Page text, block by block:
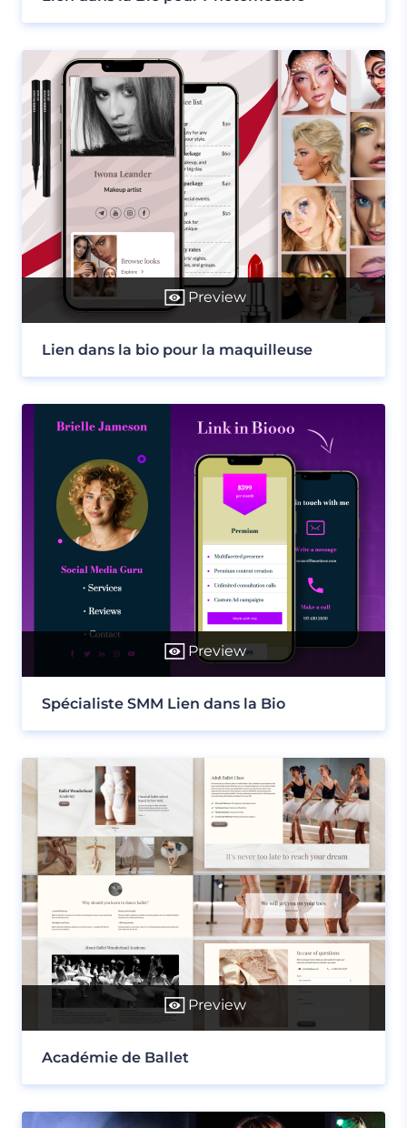
Preview
Lien dans la bio pour la maquilleuse
Preview
Spécialiste SMM Lien dans la Bio
Preview
Académie de Ballet